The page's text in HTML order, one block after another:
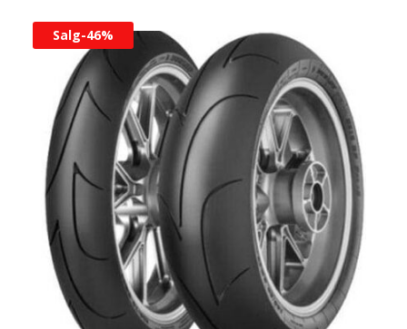
var:
kr 3.090,00.kr 1.854,00.
Salg-46%